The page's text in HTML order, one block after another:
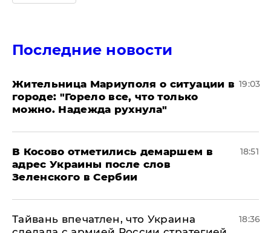
Последние новости
Жительница Мариуполя о ситуации в
городе: "Горело все, что только
можно. Надежда рухнула"
19:03
В Косово отметились демаршем в
адрес Украины после слов
Зеленского в Сербии
18:51
Тайвань впечатлен, что Украина
18:36